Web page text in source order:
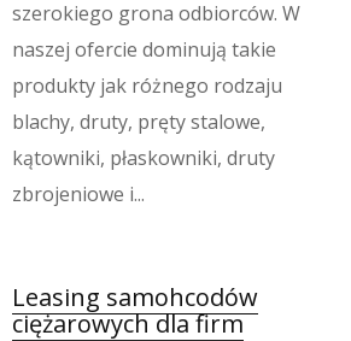
szerokiego grona odbiorców. W
naszej ofercie dominują takie
produkty jak różnego rodzaju
blachy, druty, pręty stalowe,
kątowniki, płaskowniki, druty
zbrojeniowe i...
Leasing samohcodów
ciężarowych dla firm